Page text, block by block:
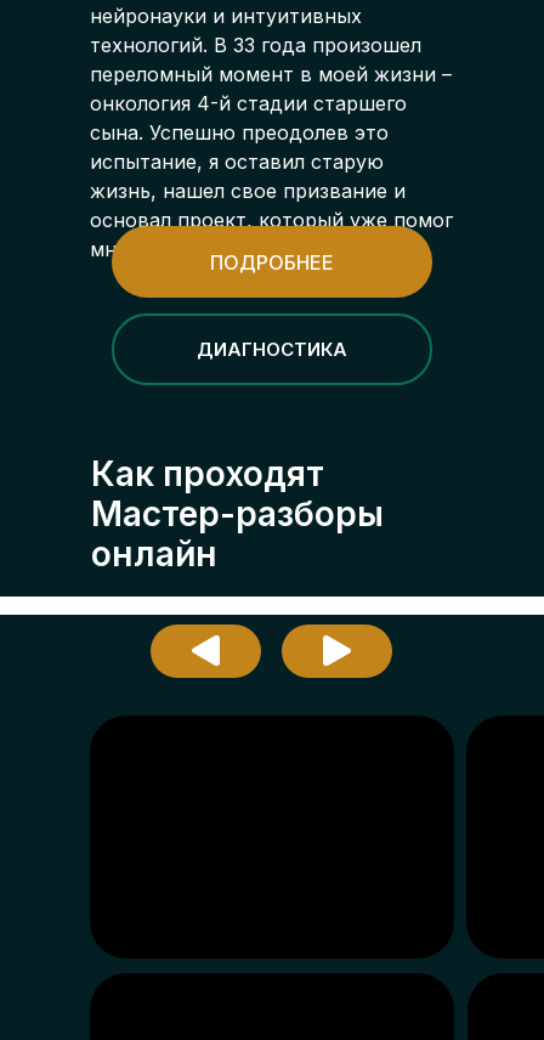
нейронауки и интуитивных
технологий. В 33 года произошел
переломный момент в моей жизни –
онкология 4-й стадии старшего
сына. Успешно преодолев это
испытание, я оставил старую
жизнь, нашел свое призвание и
основал проект, который уже помог
многим людям
ПОДРОБНЕЕ
ДИАГНОСТИКА
Как проходят
Мастер-разборы
онлайн